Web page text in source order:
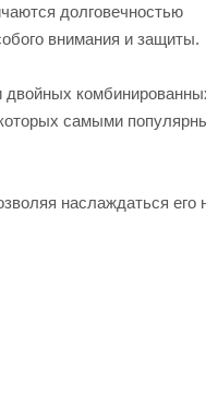
долговечностью
внимания и защиты.
самыми
наслаждаться его